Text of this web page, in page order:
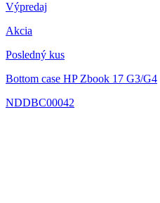
Výpredaj
Akcia
Posledný kus
Bottom case HP Zbook 17 G3/G4
NDDBC00042